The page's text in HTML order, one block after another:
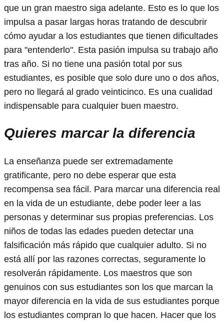
que un gran maestro siga adelante. Esto es lo que los
impulsa a pasar largas horas tratando de descubrir
cómo ayudar a los estudiantes que tienen dificultades
para "entenderlo". Esta pasión impulsa su trabajo año
tras año. Si no tiene una pasión total por sus
estudiantes, es posible que solo dure uno o dos años,
pero no llegará al grado veinticinco. Es una cualidad
indispensable para cualquier buen maestro.
Quieres marcar la diferencia
La enseñanza puede ser extremadamente
gratificante, pero no debe esperar que esta
recompensa sea fácil. Para marcar una diferencia real
en la vida de un estudiante, debe poder leer a las
personas y determinar sus propias preferencias. Los
niños de todas las edades pueden detectar una
falsificación más rápido que cualquier adulto. Si no
está allí por las razones correctas, seguramente lo
resolverán rápidamente. Los maestros que son
genuinos con sus estudiantes son los que marcan la
mayor diferencia en la vida de sus estudiantes porque
los estudiantes compran lo que hacen. Hacer que los